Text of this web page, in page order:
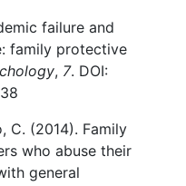
failure and
family protective
, 7. DOI:
C. (2014). Family
who abuse their
general